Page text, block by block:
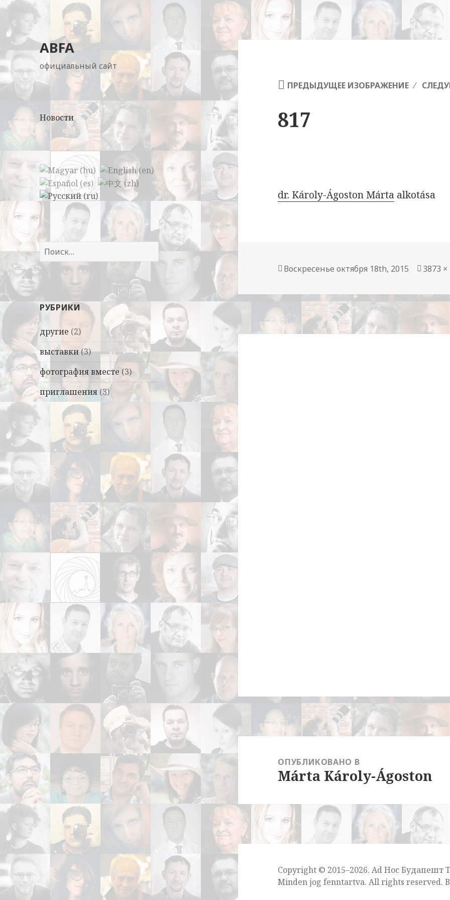
ABFA
официальный сайт
Новости
Найти:
РУБРИКИ
другие (2)
выставки(3)
фотография вместе(3)
приглашения (3)
ПРЕДЫДУЩЕЕ ИЗОБРАЖЕНИЕ
817
dr. Károly-Ágoston Márta alkotása
Опубликовано
Воскресенье октября 18th, 2015 3873 ×
записям
ОПУБЛИКОВАНО В
Márta Károly-Ágoston
Copyright © 2015–2026. Ad Hoc Будапешт
Minden jog fenntartva. All rights reserved.